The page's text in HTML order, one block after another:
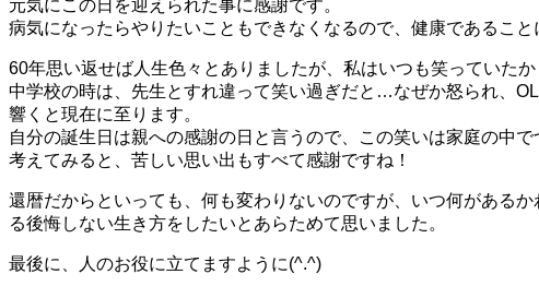
元気にこの日を迎えられた事に感謝です。
病気になったらやりたいこともできなくなるので、健康であること
60年思い返せば人生色々とありましたが、私はいつも笑っていたか
中学校の時は、先生とすれ違って笑い過ぎだと…なぜか怒られ、
響くと現在に至ります。
自分の誕生日は親への感謝の日と言うので、この笑いは家庭の中で
考えてみると、苦しい思い出もすべて感謝ですね！
還暦だからといっても、何も変わりないのですが、いつ何がある
る後悔しない生き方をしたいとあらためて思いました。
最後に、人のお役に立てますように(^.^)